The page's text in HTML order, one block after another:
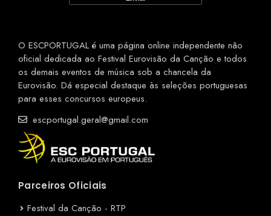
O ESCPORTUGAL é uma página online independente não
oficial dedicada ao Festival Eurovisão da Canção e todos
os demais eventos de música sob a chancela da
Eurovisão. Dá especial destaque às seleções portuguesas
para esses concursos europeus.
escportugal.geral@gmail.com
Parceiros Oficiais
Festival da Canção - RTP